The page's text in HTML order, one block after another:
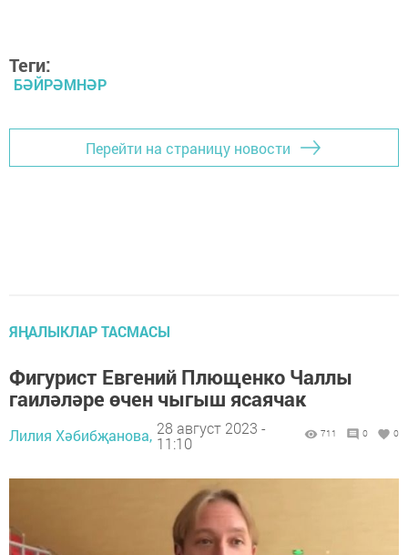
Теги:
БӘЙРӘМНӘР
Перейти на страницу новости
ЯҢАЛЫКЛАР ТАСМАСЫ
Фигурист Евгений Плющенко Чаллы
гаиләләре өчен чыгыш ясаячак
Лилия Хәбибҗанова, 28 август 2023 -
11:10
711 0 0